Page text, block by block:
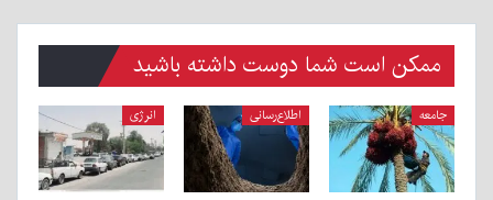
ممکن است شما دوست داشته باشید
جامعه اطلاع‌رسانی انرژی